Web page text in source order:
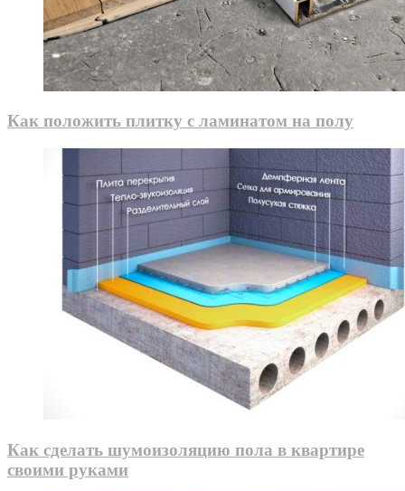
Как положить плитку с ламинатом на полу
Как сделать шумоизоляцию пола в квартире
своими руками